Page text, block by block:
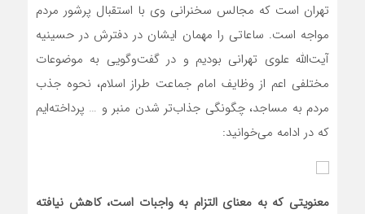
تهران است که مجالس سخنرانی وی با استقبال پرشور مردم
مواجه است. ساعاتی را مهمان ایشان در دفترش در حسینیه
آیت‌الله علوی تهرانی بودیم و در گفت‌وگویی به موضوعات
مختلفی اعم از وظایف امام جماعت طراز اسلام، نحوه جذب
مردم به مساجد، چگونگی جذاب‌تر شدن منبر و … پرداخته‌ایم
که در ادامه می‌خوانید:
معنویتی که به معنای التزام به واجبات است، کاهش نیافته